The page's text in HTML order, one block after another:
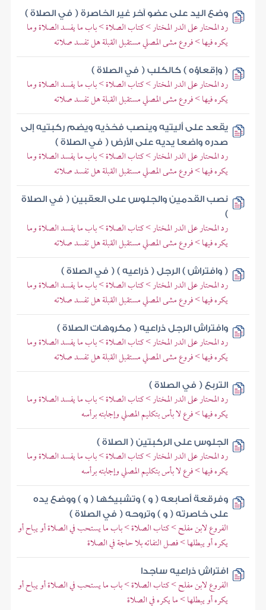
وضع اليد على عضو آخر غير الخاصرة ( في الصلاة )
رد المحتار على الدر المختار > كتاب الصلاة > باب ما يفسد الصلاة وما
يكره فيها > فروع مشى المصلي مستقبل القبلة هل تفسد صلاته
( وإقعاؤه ) كالكلب ( في الصلاة )
رد المحتار على الدر المختار > كتاب الصلاة > باب ما يفسد الصلاة وما
يكره فيها > فروع مشى المصلي مستقبل القبلة هل تفسد صلاته
يقعد على أليتيه وينصب فخذيه ويضم ركبتيه إلى
صدره واضعا يديه على الأرض ( في الصلاة )
رد المحتار على الدر المختار > كتاب الصلاة > باب ما يفسد الصلاة وما
يكره فيها > فروع مشى المصلي مستقبل القبلة هل تفسد صلاته
نصب القدمين والجلوس على العقبين ( في الصلاة
)
رد المحتار على الدر المختار > كتاب الصلاة > باب ما يفسد الصلاة وما
يكره فيها > فروع مشى المصلي مستقبل القبلة هل تفسد صلاته
( وافتراش ) الرجل ( ذراعيه ) ( في الصلاة )
رد المحتار على الدر المختار > كتاب الصلاة > باب ما يفسد الصلاة وما
يكره فيها > فروع مشى المصلي مستقبل القبلة هل تفسد صلاته
وافتراش الرجل ذراعيه ( مكروهات الصلاة )
رد المحتار على الدر المختار > كتاب الصلاة > باب ما يفسد الصلاة وما
يكره فيها > فروع مشى المصلي مستقبل القبلة هل تفسد صلاته
التربع ( في الصلاة )
رد المحتار على الدر المختار > كتاب الصلاة > باب ما يفسد الصلاة وما
يكره فيها > فرع لا بأس بتكليم المصلي وإجابته برأسه
الجلوس على الركبتين ( الصلاة )
رد المحتار على الدر المختار > كتاب الصلاة > باب ما يفسد الصلاة وما
يكره فيها > فرع لا بأس بتكليم المصلي وإجابته برأسه
وفرقعة أصابعه ( و ) وتشبيكها ( و ) ووضع يده
على خاصرته ( و ) وتروحه ( في الصلاة )
الفروع لابن مفلح > كتاب الصلاة > باب ما يستحب في الصلاة أو يباح أو
يكره أو يبطلها > فصل التفاته بلا حاجة في الصلاة
افتراش ذراعيه ساجدا
الفروع لابن مفلح > كتاب الصلاة > باب ما يستحب في الصلاة أو يباح أو
يكره أو يبطلها > ما يكره في الصلاة